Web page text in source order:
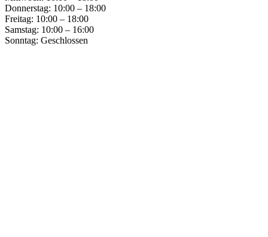
Donnerstag: 10:00 – 18:00
Freitag: 10:00 – 18:00
Samstag: 10:00 – 16:00
Sonntag: Geschlossen